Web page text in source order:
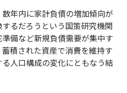
年内に家計負債の増加傾向が
るだろうという国策研究機関
備など新規負債需要が集中す
積された資産で消費を維持す
人口構成の変化にともなう結